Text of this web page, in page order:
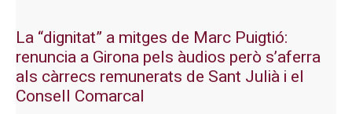
La “dignitat” a mitges de Marc Puigtió:
renuncia a Girona pels àudios però s’aferra
als càrrecs remunerats de Sant Julià i el
Consell Comarcal